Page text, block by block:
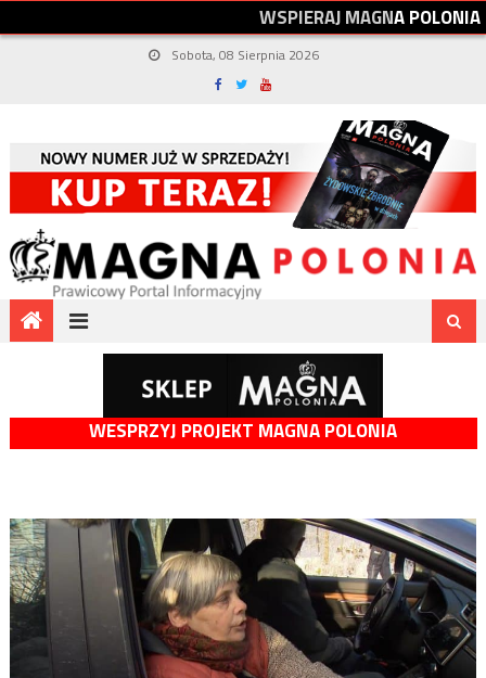
WSPIERAJMAGNAPOLONIA
Sobota, 08 Sierpnia 2026
WESPRZYJ PROJEKT MAGNA POLONIA